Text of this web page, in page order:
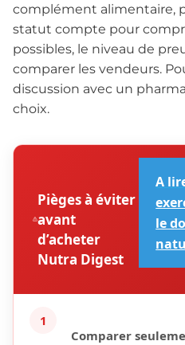
complément alimentaire,
statut compte pour
possibles, le niveau de
comparer les vendeurs.
discussion avec un
choix.
Pièges à éviter
avant
d’acheter
Nutra Digest
A
le
1
Comparer